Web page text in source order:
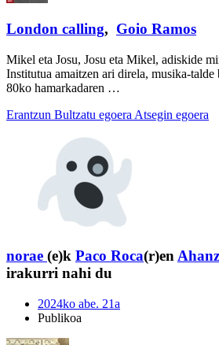
London calling, Goio Ramos
Mikel eta Josu, Josu eta Mikel, adiskide
Institutua amaitzen ari direla, musika-talde
80ko hamarkadaren …
Erantzun Bultzatu egoera Atsegin egoera
norae (e)k Paco Roca(r)en
irakurri nahi du
2024ko abe. 21a
Publikoa